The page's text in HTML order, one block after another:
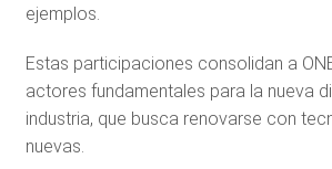
ejemplos.
Estas participaciones consolidan a
actores fundamentales para la nueva
industria, que busca renovarse con
nuevas.